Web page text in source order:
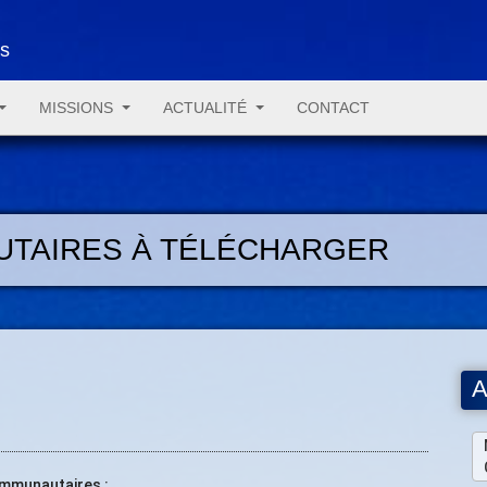
MISSIONS ACTUALITÉ CONTACT
À TÉLÉCHARGER